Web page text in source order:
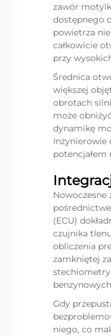
zawór
dostępnego
powietrza
całkowicie
przy
Średnica
większej
obrotach
może
dynamikę
Inżynierowie
potencjałem
Nowoczesne
(ECU)
czujnika
obliczenia
zamkniętej
Gdy
niego, co